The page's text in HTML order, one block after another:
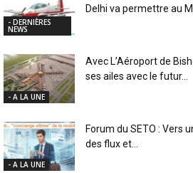
- DERNIÈRES
NEWS
Delhi va permettre au
- A LA UNE
Avec L’Aéroport de
ses ailes avec le futur...
- A LA UNE
Forum du SETO : Vers
des flux et...